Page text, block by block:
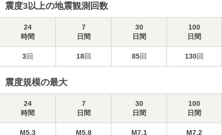
震度3以上の地震観測回数
24
時間
7
日間
30
日間
100
日間
3回 18回 85回 130回
震度規模の最大
24
時間
7
日間
30
日間
100
日間
M5.3
M5.8
M7.1
M7.2